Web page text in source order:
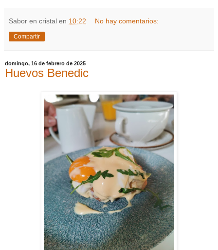
Sabor en cristal en 10:22 No hay comentarios:
Compartir
domingo, 16 de febrero de 2025
Huevos Benedic